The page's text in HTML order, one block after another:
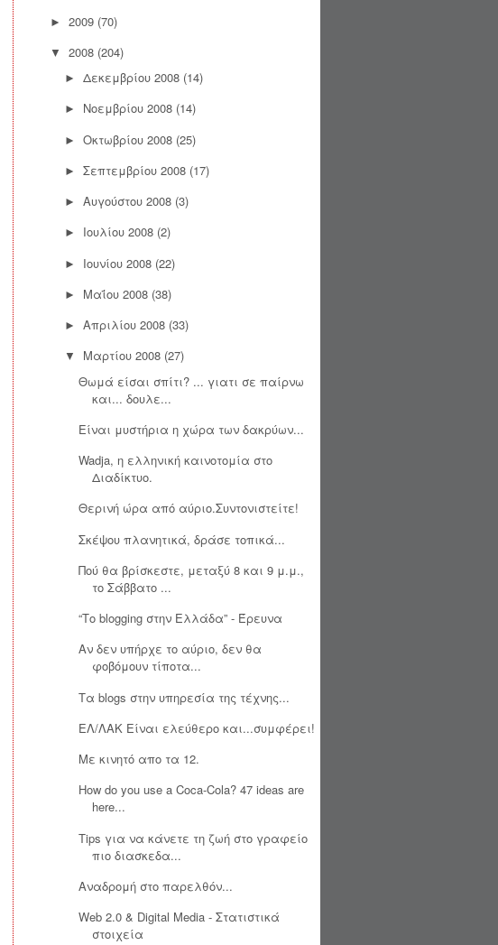
► 2009 (70)
▼ 2008 (204)
► Δεκεμβρίου 2008 (14)
► Νοεμβρίου 2008 (14)
► Οκτωβρίου 2008 (25)
► Σεπτεμβρίου 2008 (17)
► Αυγούστου 2008 (3)
► Ιουλίου 2008 (2)
► Ιουνίου 2008 (22)
► Μαΐου 2008 (38)
► Απριλίου 2008 (33)
▼ Μαρτίου 2008 (27)
Θωμά είσαι σπίτι? ... γιατι σε παίρνω
και... δουλε...
Είναι μυστήρια η χώρα των δακρύων...
Wadja, η ελληνική καινοτομία στο
Διαδίκτυο.
Θερινή ώρα από αύριο.Συντονιστείτε!
Σκέψου πλανητικά, δράσε τοπικά...
Πού θα βρίσκεστε, μεταξύ 8 και 9 μ.μ.,
το Σάββατο ...
“Το blogging στην Ελλάδα” - Έρευνα
Αν δεν υπήρχε το αύριο, δεν θα
φοβόμουν τίποτα...
Τα blogs στην υπηρεσία της τέχνης...
ΕΛ/ΛΑΚ Είναι ελεύθερο και...συμφέρει!
Με κινητό απο τα 12.
How do you use a Coca-Cola? 47 ideas are
here...
Tips για να κάνετε τη ζωή στο γραφείο
πιο διασκεδα...
Αναδρομή στο παρελθόν...
Web 2.0 & Digital Media - Στατιστικά
στοιχεία